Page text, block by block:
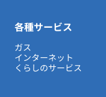
各種サービス
ガス
インターネット
くらしのサービス